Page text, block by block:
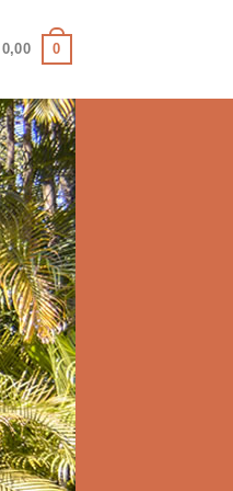
0,00 0